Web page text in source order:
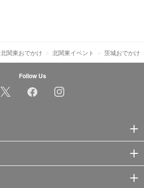
北関東おでかけ 北関東イベント 茨城おでかけ
Follow Us